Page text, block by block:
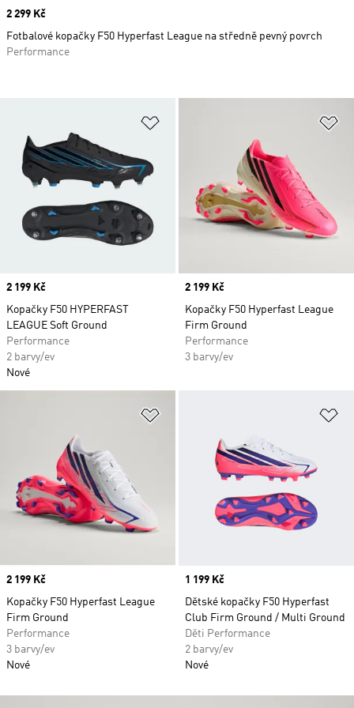
Price
2 199 Kč
Kopačky F50 HYPERFAST
LEAGUE Soft Ground
Performance
2 barvy/ev
Nové
Price
2 199 Kč
Kopačky F50 Hyperfast League
Firm Ground
Performance
3 barvy/ev
Price
2 199 Kč
Kopačky F50 Hyperfast League
Firm Ground
Performance
3 barvy/ev
Nové
Price
1 199 Kč
Dětské kopačky F50 Hyperfast
Club Firm Ground / Multi Ground
Děti Performance
2 barvy/ev
Nové
Price
2 299 Kč
Fotbalové kopačky F50 Hyperfast League na středně pevný povrch
Performance